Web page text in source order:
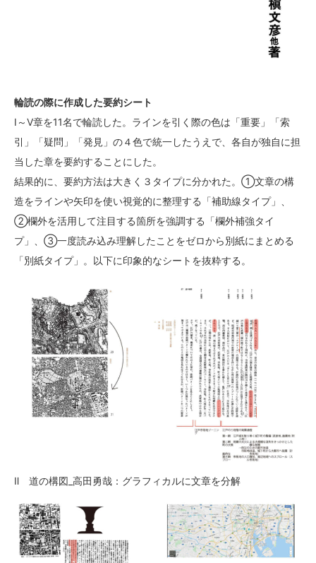
輪読の際に作成した要約シート
Ⅰ～Ⅴ章を11名で輪読した。ラインを引く際の色は「重要」「索
引」「疑問」「発見」の４色で統一したうえで、各自が独自に担
当した章を要約することにした。
結果的に、要約方法は大きく３タイプに分かれた。①文章の構
造をラインや矢印を使い視覚的に整理する「補助線タイプ」、
②欄外を活用して注目する箇所を強調する「欄外補強タイ
プ」、③一度読み込み理解したことをゼロから別紙にまとめる
「別紙タイプ」。以下に印象的なシートを抜粋する。
Ⅱ 道の構図_高田勇哉：グラフィカルに文章を分解